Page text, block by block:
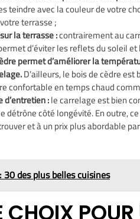
teindre avec la couleur de votre
terrasse ;
la terrasse :contrairement au
d’éviter les reflets du soleil
permet d’améliorer la
D’ailleurs, le bois de cèdre est
confortable en temps chaud
:le carrelage est bien
détrône côté longévité. En outre,
et à un prix plus abordable
des plus belles cuisines
CHOIX